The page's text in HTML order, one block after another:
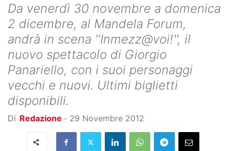
Da venerdì 30 novembre a domenica
2 dicembre, al Mandela Forum,
andrà in scena ''Inmezz@voi!'', il
nuovo spettacolo di Giorgio
Panariello, con i suoi personaggi
vecchi e nuovi. Ultimi biglietti
disponibili.
Di Redazione - 29 Novembre 2012